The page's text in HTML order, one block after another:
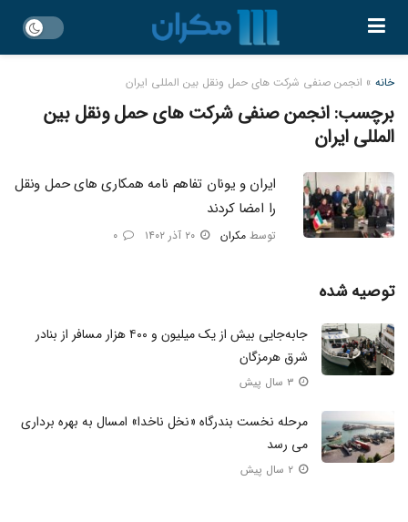
خانه » انجمن صنفی شرکت های حمل ونقل بین المللی ایران
برچسب:انجمن صنفی شرکت های حمل ونقل بین
المللی ایران
ایران و یونان تفاهم‌ نامه همکاری‌ های حمل‌ ونقل
را امضا کردند
توسط مکران
توصیه شده
جابه‌جایی بیش از یک میلیون و ۴۰۰ هزار مسافر از بنادر
شرق هرمزگان
مرحله نخست بندرگاه «نخل ناخدا» امسال به بهره برداری
می رسد